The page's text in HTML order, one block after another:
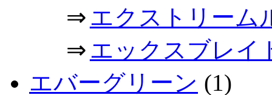
⇒ エクストリーム
⇒ エックスブレイ
エバーグリーン (1)